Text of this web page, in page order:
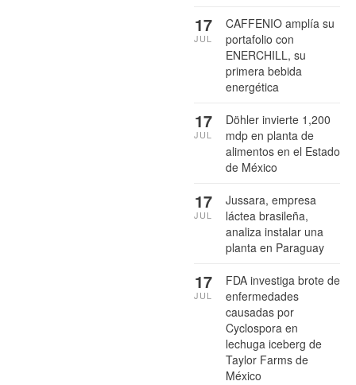
CAFFENIO amplía su
portafolio con
ENERCHILL, su
primera bebida
energética
17
JUL
Döhler invierte 1,200
mdp en planta de
alimentos en el Estado
de México
17
JUL
Jussara, empresa
láctea brasileña,
analiza instalar una
planta en Paraguay
17
JUL
FDA investiga brote de
enfermedades
causadas por
Cyclospora en
lechuga iceberg de
Taylor Farms de
México
17
JUL